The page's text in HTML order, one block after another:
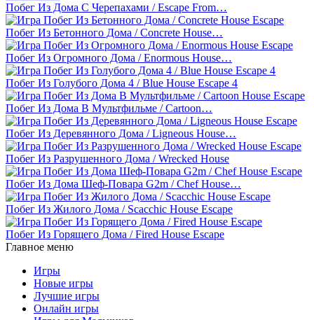
Побег Из Дома С Черепахами / Escape From…
Побег Из Бетонного Дома / Concrete House…
Побег Из Огромного Дома / Enormous House…
Побег Из Голубого Дома 4 / Blue House Escape 4
Побег Из Дома В Мультфильме / Cartoon…
Побег Из Деревянного Дома / Ligneous House…
Побег Из Разрушенного Дома / Wrecked House
Побег Из Дома Шеф-Повара G2m / Chef House…
Побег Из Жилого Дома / Scacchic House Escape
Побег Из Горящего Дома / Fired House Escape
Главное меню
Игры
Новые игры
Лучшие игры
Онлайн игры